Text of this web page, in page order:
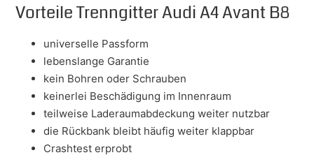
Vorteile Trenngitter Audi A4 Avant B8
universelle Passform
lebenslange Garantie
kein Bohren oder Schrauben
keinerlei Beschädigung im Innenraum
teilweise Laderaumabdeckung weiter nutzbar
die Rückbank bleibt häufig weiter klappbar
Crashtest erprobt